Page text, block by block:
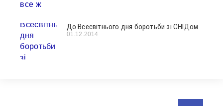
До Всесвітнього дня боротьби зі СНІДом
01.12.2014